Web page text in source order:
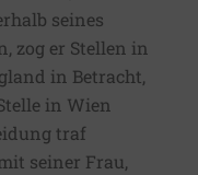
seines
zog er Stellen in
in Betracht,
in Wien
traf
seiner Frau,